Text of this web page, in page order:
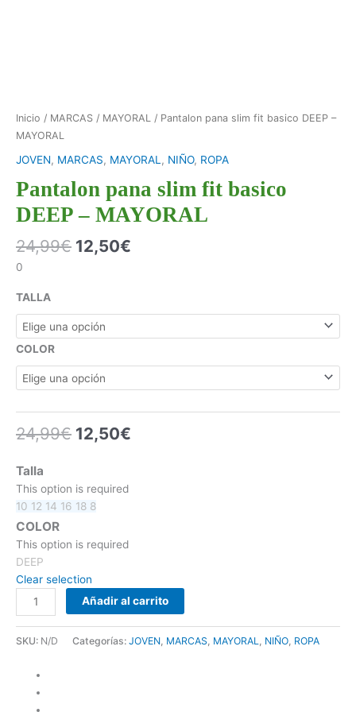
Inicio / MARCAS / MAYORAL / Pantalon pana slim fit basico DEEP –
MAYORAL
JOVEN, MARCAS, MAYORAL , NIÑO, ROPA
Pantalon pana slim fit basico
DEEP – MAYORAL
24,99€ 12,50€
0
TALLA
COLOR
24,99€ 12,50€
Talla
This option is required
10 12 14 16 18 8
COLOR
This option is required
DEEP
Clear selection
Añadir al carrito
SKU: N/D Categorías: JOVEN MARCAS MAYORAL NIÑO ROPA